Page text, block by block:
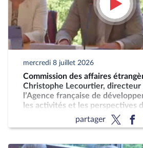
mercredi 8 juillet 2026
Commission des affaires
Christophe Lecourtier, directeur
l’Agence française de
les activités et les perspectives
partager